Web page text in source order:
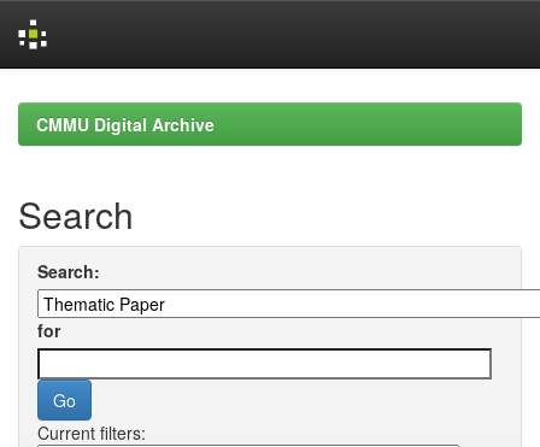
navigationCMMU Digital Archive
Search
Search:
for
Current filters: